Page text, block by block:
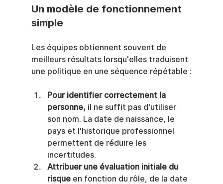
Un modèle de fonctionnement
simple
Les équipes obtiennent souvent de
meilleurs résultats lorsqu'elles traduisent
une politique en une séquence répétable :
Pour identifier correctement la
personne, il ne suffit pas d'utiliser
son nom. La date de naissance, le
pays et l'historique professionnel
permettent de réduire les
incertitudes.
Attribuer une évaluation initiale du
risque en fonction du rôle, de la date